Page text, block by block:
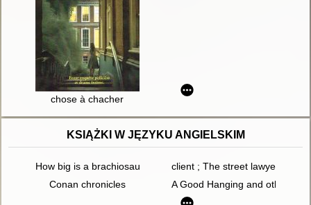
chose à chacher
KSIĄŻKI W JĘZYKU ANGIELSKIM
How big is a brachiosaurus? : fascinating facts about
client ; The street lawyer
Conan chronicles
A Good Hanging and other